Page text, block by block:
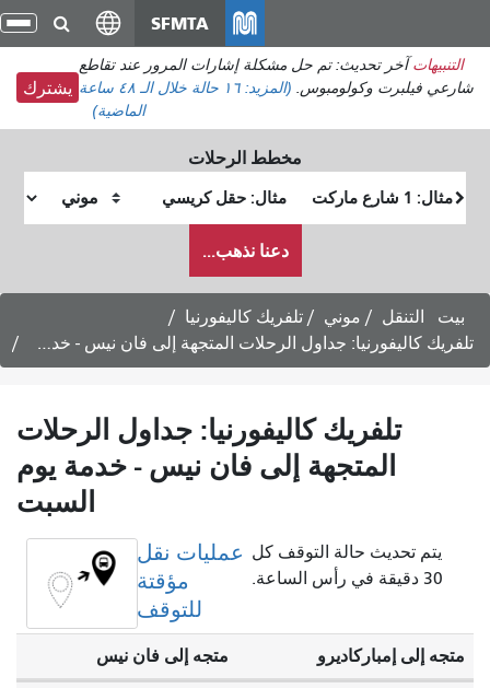
انتقل
إلى
المحتوى
الرئيسي
SFMTA
التنبيهات آخر تحديث: تم حل مشكلة إشارات المرور عند تقاطع
شارعي فيلبرت وكولومبوس.(المزيد:١٦ حالة
خلال الـ ٤٨ ساعة
الماضية)
يشترك
مخطط الرحلات
البداية
أرغب
في
السفر
دعنا نذهب...
بيت التنقل موني
تلفريك كاليفورنيا
تلفريك كاليفورنيا: جداول الرحلات المتجهة إلى فان نيس - خدمة يوم السبت
تلفريك كاليفورنيا: جداول الرحلات
المتجهة إلى فان نيس - خدمة يوم
السبت
عمليات نقل
مؤقتة
للتوقف
يتم تحديث حالة التوقف كل
30 دقيقة في رأس الساعة.
متجه إلى إمباركاديرو متجه إلى فان نيس